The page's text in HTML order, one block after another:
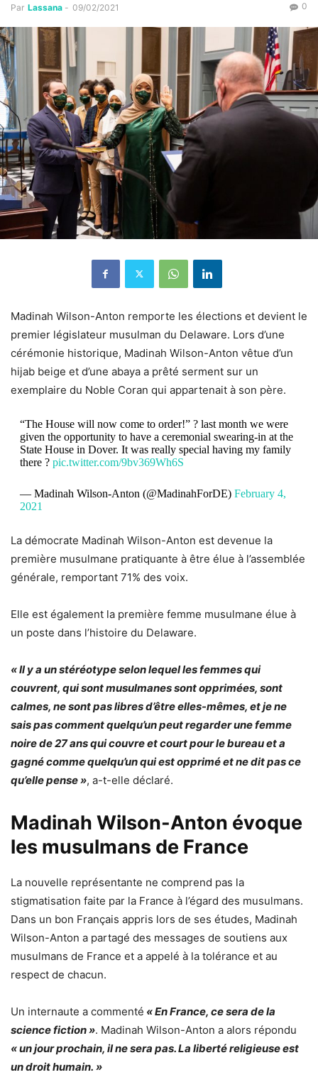
Par Lassana - 09/02/2021 0
Madinah Wilson-Anton remporte les élections et devient le
premier législateur musulman du Delaware. Lors d’une
cérémonie historique, Madinah Wilson-Anton vêtue d’un
hijab beige et d’une abaya a prêté serment sur un
exemplaire du Noble Coran qui appartenait à son père.
“The House will now come to order!” ? last month we were
given the opportunity to have a ceremonial swearing-in at the
State House in Dover. It was really special having my family
there ? pic.twitter.com/9bv369Wh6S
— Madinah Wilson-Anton (@MadinahForDE) February 4,
2021
La démocrate Madinah Wilson-Anton est devenue la
première musulmane pratiquante à être élue à l’assemblée
générale, remportant 71% des voix.
Elle est également la première femme musulmane élue à
un poste dans l’histoire du Delaware.
« Il y a un stéréotype selon lequel les femmes qui
couvrent, qui sont musulmanes sont opprimées, sont
calmes, ne sont pas libres d’être elles-mêmes, et je ne
sais pas comment quelqu’un peut regarder une femme
noire de 27 ans qui couvre et court pour le bureau et a
gagné comme quelqu’un qui est opprimé et ne dit pas ce
qu’elle pense », a-t-elle déclaré.
Madinah Wilson-Anton évoque
les musulmans de France
La nouvelle représentante ne comprend pas la
stigmatisation faite par la France à l’égard des musulmans.
Dans un bon Français appris lors de ses études, Madinah
Wilson-Anton a partagé des messages de soutiens aux
musulmans de France et a appelé à la tolérance et au
respect de chacun.
Un internaute a commenté « En France, ce sera de la
science fiction ». Madinah Wilson-Anton a alors répondu
« un jour prochain, il ne sera pas. La liberté religieuse est
un droit humain. »